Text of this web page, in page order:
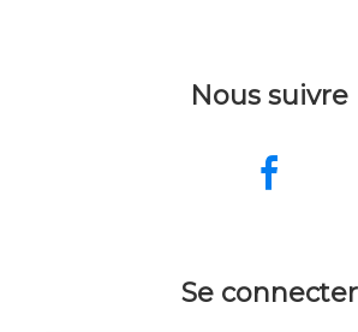
Nous suivre
Se connecter